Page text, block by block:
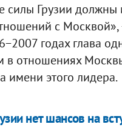
силы Грузии
с
годах глава
в отношениях
имени этого лидера.
нет шансов на